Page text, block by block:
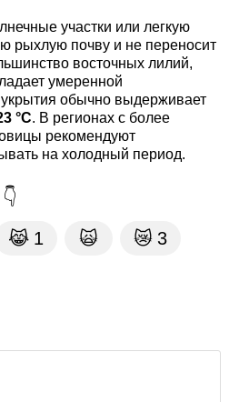
участки или легкую
рыхлую почву и не переносит
восточных лилий,
умеренной
укрытия обычно выдерживает
°C. В регионах с более
рекомендуют
на холодный период.
😹 1 🙀 😿 3